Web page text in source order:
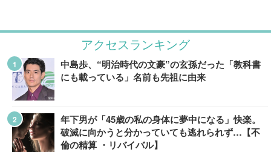
アクセスランキング
中島歩、“明治時代の文豪”の玄孫だった「教科書
にも載っている」名前も先祖に由来
年下男が「45歳の私の身体に夢中になる」快楽。
破滅に向かうと分かっていても逃れられず…【不
倫の精算 ・リバイバル】